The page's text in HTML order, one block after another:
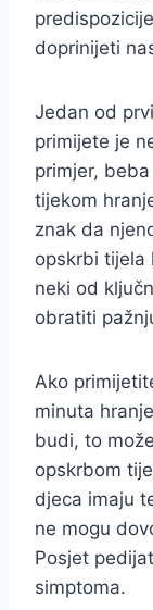
doprinijeti
Jedan od
primijete je
primjer,
tijekom
znak da
opskrbi tijela
neki od
obratiti
Ako
minuta
budi, to
opskrbom
djeca imaju
ne mogu
Posjet
simptoma.